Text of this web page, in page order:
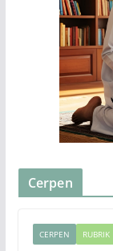
Cerpen
CERPEN RUBRIK